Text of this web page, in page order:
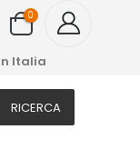
0
Italia
RICERCA